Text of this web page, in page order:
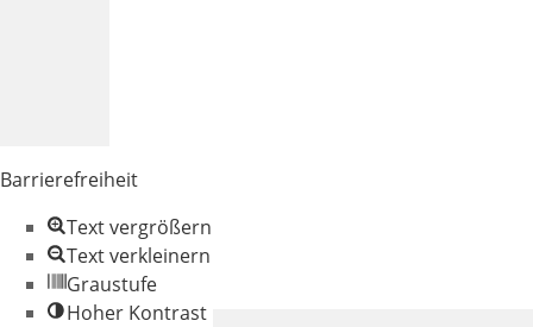
Barrierefreiheit
Text vergrößern
Text verkleinern
Graustufe
Hoher Kontrast